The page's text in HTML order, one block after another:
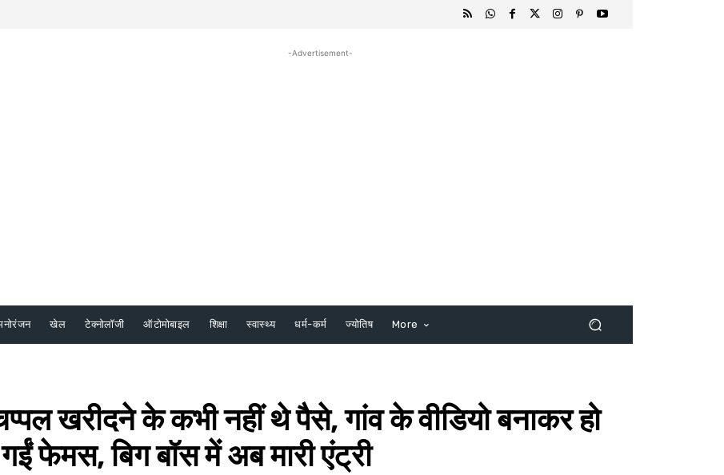
-Advertisement-
खेल टेक्नोलॉजी ऑटोमोबाइल शिक्षा स्वास्थ्य धर्म-कर्म ज्योतिष More
खरीदने के कभी नहीं थे पैसे, गांव के वीडियो बनाकर हो
गईं फेमस, बिग बॉस में अब मारी एंट्री